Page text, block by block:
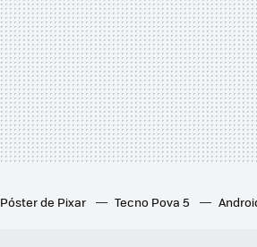
Póster de Pixar Tecno Pova 5